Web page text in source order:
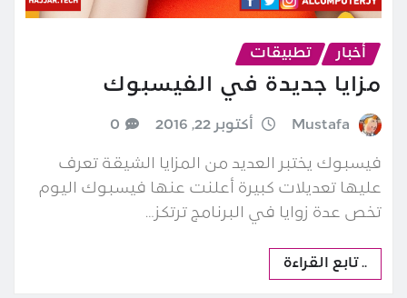
أخبار تطبيقات
مزايا جديدة في الفيسبوك
Mustafa أكتوبر 22, 2016 0
فيسبوك يختبر العديد من المزايا الشيقة تعرف
عليها تعديلات كبيرة أعلنت عنها فيسبوك اليوم
تخص عدة زوايا في البرنامج ترتكز…
.. تابع القراءة